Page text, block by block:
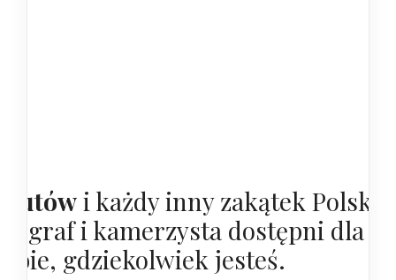
i każdy inny zakątek Polski,
i kamerzysta dostępni dla
gdziekolwiek jesteś.